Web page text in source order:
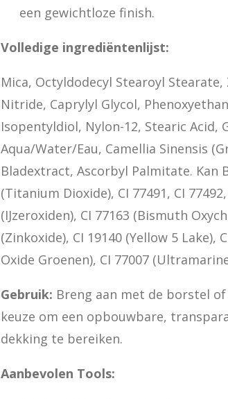
een gewichtloze finish.
Volledige ingrediëntenlijst:
Mica, Octyldodecyl Stearoyl
Nitride, Caprylyl Glycol,
Isopentyldiol, Nylon-12, Stearic Acid,
Aqua/Water/Eau, Camellia Sinensis
Bladextract, Ascorbyl Palmitate. Kan
(Titanium Dioxide), CI 77491, CI
(IJzeroxiden), CI 77163 (Bismuth
(Zinkoxide), CI 19140 (Yellow 5 Lake),
Oxide Groenen), CI 77007
Gebruik: Breng aan met de borstel
keuze om een opbouwbare,
dekking te bereiken.
Aanbevolen Tools: